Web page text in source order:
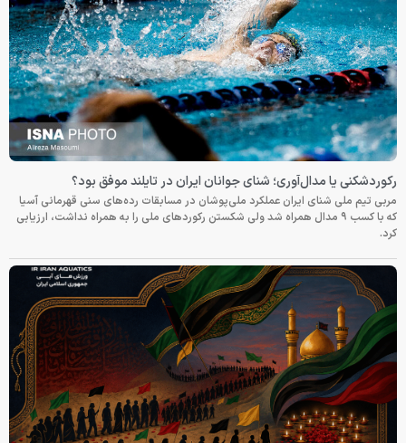
رکوردشکنی یا مدال‌آوری؛ شنای جوانان ایران در تایلند موفق بود؟
مربی تیم ملی شنای ایران عملکرد ملی‌پوشان در مسابقات رده‌های سنی قهرمانی آسیا
که با کسب ۹ مدال همراه شد ولی شکستن رکوردهای ملی را به همراه نداشت، ارزیابی
کرد.